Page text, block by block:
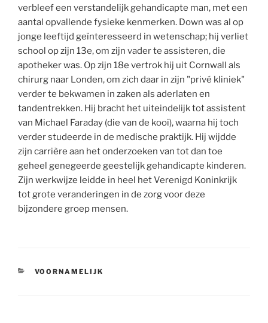
verbleef een verstandelijk gehandicapte man, met een
aantal opvallende fysieke kenmerken. Down was al op
jonge leeftijd geïnteresseerd in wetenschap; hij verliet
school op zijn 13e, om zijn vader te assisteren, die
apotheker was. Op zijn 18e vertrok hij uit Cornwall als
chirurg naar Londen, om zich daar in zijn "privé kliniek"
verder te bekwamen in zaken als aderlaten en
tandentrekken. Hij bracht het uiteindelijk tot assistent
van Michael Faraday (die van de kooi), waarna hij toch
verder studeerde in de medische praktijk. Hij wijdde
zijn carrière aan het onderzoeken van tot dan toe
geheel genegeerde geestelijk gehandicapte kinderen.
Zijn werkwijze leidde in heel het Verenigd Koninkrijk
tot grote veranderingen in de zorg voor deze
bijzondere groep mensen.
CATEGORIEËN
VOORNAMELIJK